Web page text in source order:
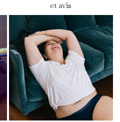
et avis